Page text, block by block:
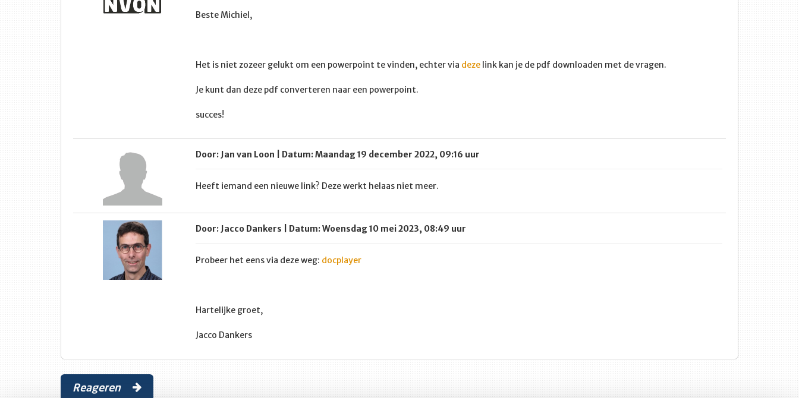
Beste Michiel,
Het is niet zozeer gelukt om een powerpoint te vinden, echter via deze link kan je de pdf downloaden met de vragen.
Je kunt dan deze pdf converteren naar een powerpoint.
succes!
Door: Jan van Loon | Datum: Maandag 19 december 2022, 09:16 uur
Heeft iemand een nieuwe link? Deze werkt helaas niet meer.
Door: Jacco Dankers | Datum: Woensdag 10 mei 2023, 08:49 uur
Probeer het eens via deze weg: docplayer
Hartelijke groet,
Jacco Dankers
Reageren